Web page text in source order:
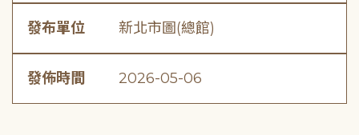
發布單位 新北市圖(總館)
發佈時間 2026-05-06